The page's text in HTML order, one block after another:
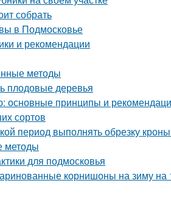
собрать
в Подмосковье
и рекомендации
методы
плодовые деревья
основные принципы и
сортов
период выполнять обрезку
методы
для подмосковья
корнишоны на зиму на